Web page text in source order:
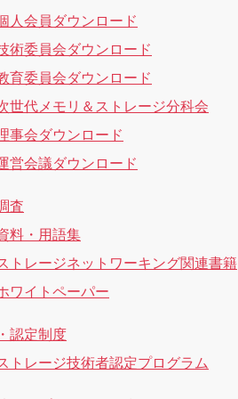
人会員ダウンロード
術委員会ダウンロード
育委員会ダウンロード
世代メモリ＆ストレージ分科会
事会ダウンロード
営会議ダウンロード
査
料・用語集
トレージネットワーキング関連書籍
ワイトペーパー
認定制度
トレージ技術者認定プログラム